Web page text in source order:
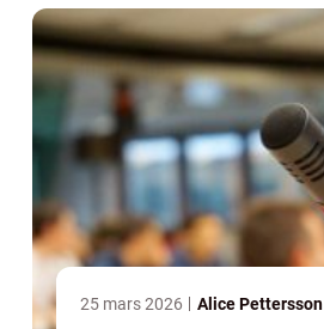
25 mars 2026 Alice Pettersson